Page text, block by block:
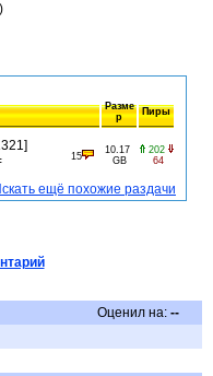
Разме
р
Пиры
15
10.17
GB
202
64
ещё похожие раздачи
Оценил на: --